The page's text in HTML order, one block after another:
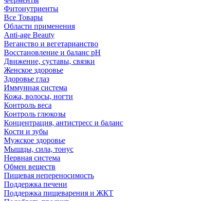
Фитонутриенты
Все Товары
Области применения
Anti-age Beauty
Веганство и вегетарианство
Восстановление и баланс pH
Движение, суставы, связки
Женское здоровье
Здоровье глаз
Иммунная система
Кожа, волосы, ногти
Контроль веса
Контроль глюкозы
Концентрация, антистресс и баланс
Кости и зубы
Мужское здоровье
Мышцы, сила, тонус
Нервная система
Обмен веществ
Пищевая непереносимость
Поддержка печени
Поддержка пищеварения и ЖКТ